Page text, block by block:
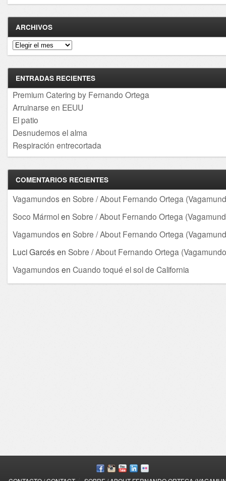
ARCHIVOS
Archivos
ENTRADAS RECIENTES
Premium Catering by Fernando Ortega
Arruinarse en EEUU
El patio
Desnudemos el alma
Respiración entrecortada
COMENTARIOS RECIENTES
Vagamundos en Sobre / About Fernando Ortega
Soco Mármolen Sobre / About Fernando Ortega
Vagamundos en Sobre / About Fernando Ortega
Luci Garcés en Sobre / About Fernando Ortega
Vagamundos en Cuando toqué el sol de California